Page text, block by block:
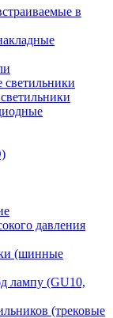
в
давления
(шинные
лампу (GU10,
(трековые